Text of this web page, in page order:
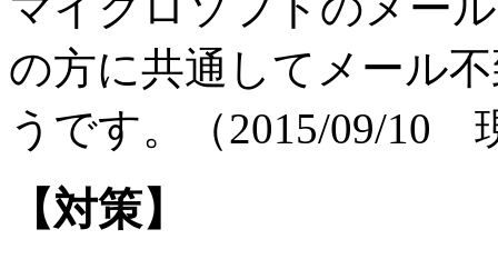
の方に共通してメール
うです。（2015/09/10
【対策】